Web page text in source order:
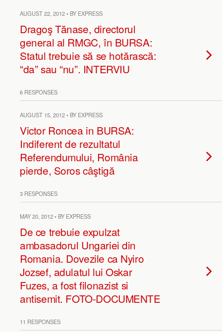
AUGUST 22, 2012 • BY EXPRESS
Dragoş Tănase, directorul
general al RMGC, în BURSA:
Statul trebuie să se hotărască:
“da” sau “nu”. INTERVIU
6 RESPONSES
AUGUST 15, 2012 • BY EXPRESS
Victor Roncea in BURSA:
Indiferent de rezultatul
Referendumului, România
pierde, Soros câştigă
3 RESPONSES
MAY 20, 2012 • BY EXPRESS
De ce trebuie expulzat
ambasadorul Ungariei din
Romania. Dovezile ca Nyiro
Jozsef, adulatul lui Oskar
Fuzes, a fost filonazist si
antisemit. FOTO-DOCUMENTE
11 RESPONSES